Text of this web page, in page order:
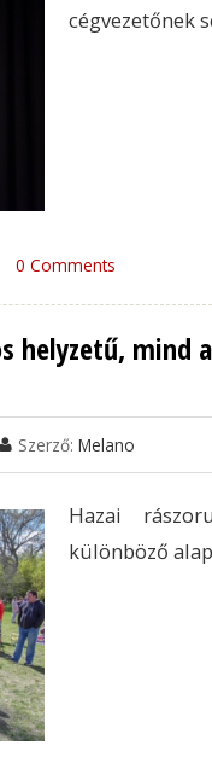
cégvezetőnek
0 Comments
helyzetű, mind
Szerző: Melano
Hazai
különböző